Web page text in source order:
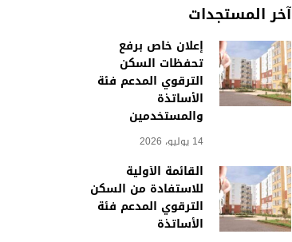
آخر المستجدات
إعلان خاص برفع
تحفظات السكن
الترقوي المدعم فئة
الأساتذة
والمستخدمين
14 يوليو، 2026
القائمة الأولية
للاستفادة من السكن
الترقوي المدعم فئة
الأساتذة